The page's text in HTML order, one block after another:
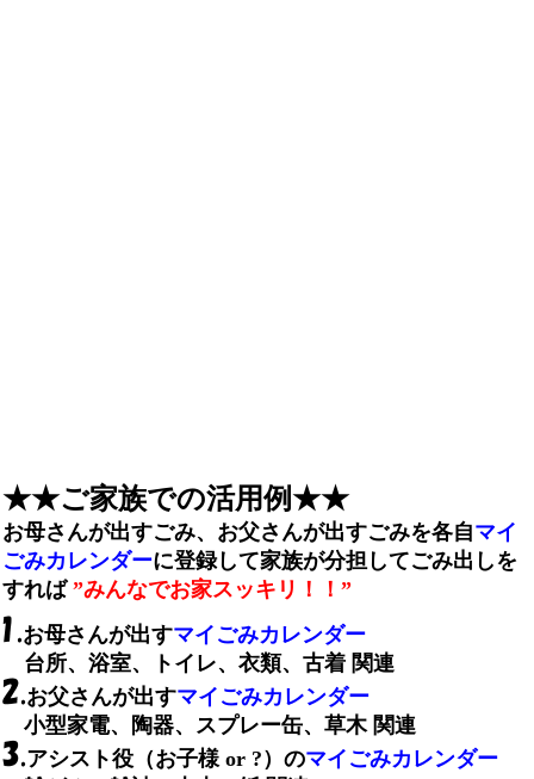
★★ご家族での活用例★★
お母さんが出すごみ、お父さんが出すごみを各自マイ
ごみカレンダーに登録して家族が分担してごみ出しを
すれば”みんなでお家スッキリ！！”
お母さんが出すマイごみカレンダー
台所、浴室、トイレ、衣類、古着 関連
お父さんが出すマイごみカレンダー
小型家電、陶器、スプレー缶、草木 関連
アシスト役（お子様 or ?）のマイごみカレンダー